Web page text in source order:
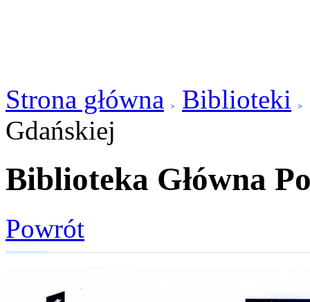
Strona główna Biblioteki
Gdańskiej
Biblioteka Główna
Powrót